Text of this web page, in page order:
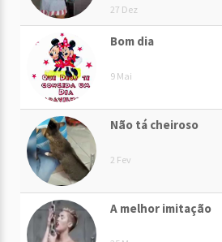
27 Dez
Bom dia
9 Mai
Não tá cheiroso
2 Fev
A melhor imitação